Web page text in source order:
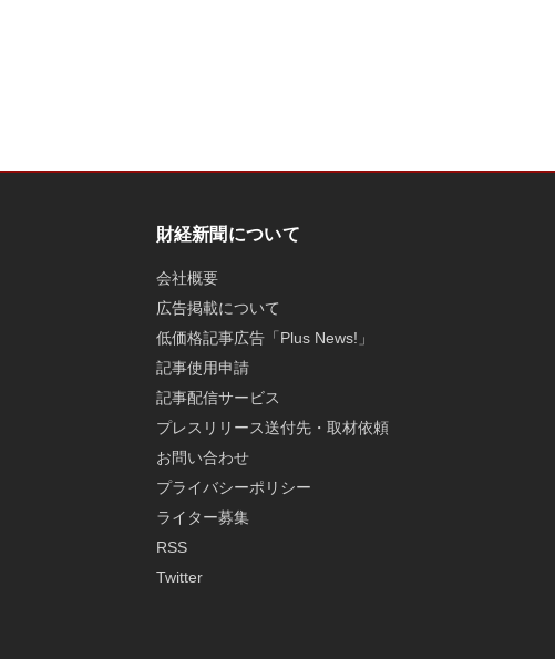
財経新聞について
会社概要
広告掲載について
低価格記事広告「Plus News!」
記事使用申請
記事配信サービス
プレスリリース送付先・取材依頼
お問い合わせ
プライバシーポリシー
ライター募集
RSS
Twitter